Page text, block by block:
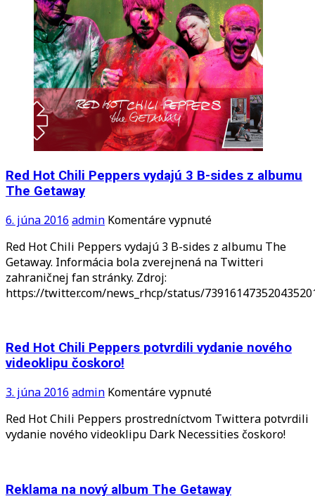
10.
júna!
Red Hot Chili Peppers vydajú 3 B-sides z albumu
The Getaway
6. júna 2016 admin Komentáre vypnuténa
Hot
Chili
vydajú
sides
z
The
Red Hot Chili Peppers vydajú 3 B-sides z albumu The
Getaway. Informácia bola zverejnená na Twitteri
zahraničnej fan stránky. Zdroj:
https://twitter.com/news_rhcp/status/
Red Hot Chili Peppers potvrdili vydanie nového
videoklipu čoskoro!
3. júna 2016 admin Komentáre vypnuténa
Hot
Chili
vydanie
Red Hot Chili Peppers prostredníctvom Twittera potvrdili
vydanie nového videoklipu Dark Necessities čoskoro!
Reklama na nový album The Getaway